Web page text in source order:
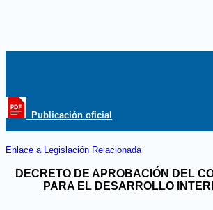
_Publicación oficial
Enlace a Legislación Relacionada
DECRETO DE APROBACIÓN DEL
PARA EL DESARROLLO